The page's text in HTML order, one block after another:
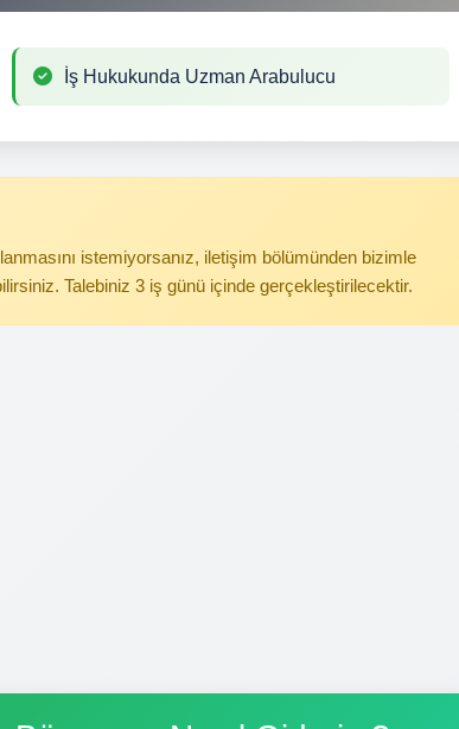
İş Hukukunda Uzman Arabulucu
istemiyorsanız, iletişim bölümünden bizimle
Talebiniz 3 iş günü içinde gerçekleştirilecektir.